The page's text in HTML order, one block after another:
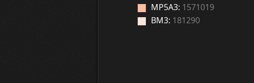
MP5A3: 1571019
BM3: 181290